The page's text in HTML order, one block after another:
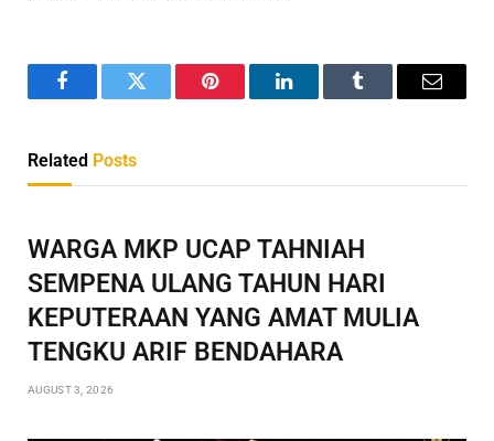
FacebookTwitter Pinterest LinkedInTumblr Email
Related Posts
WARGA MKP UCAP TAHNIAH
SEMPENA ULANG TAHUN HARI
KEPUTERAAN YANG AMAT MULIA
TENGKU ARIF BENDAHARA
AUGUST 3, 2026